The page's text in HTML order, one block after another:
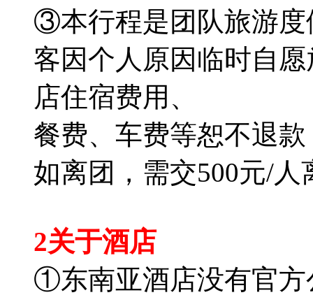
③本行程是团队旅游度
客因个人原因临时自
店住宿费用、
餐费、车费等恕不退
如离团，需交500元/人
2关于酒店
①东南亚酒店没有官方